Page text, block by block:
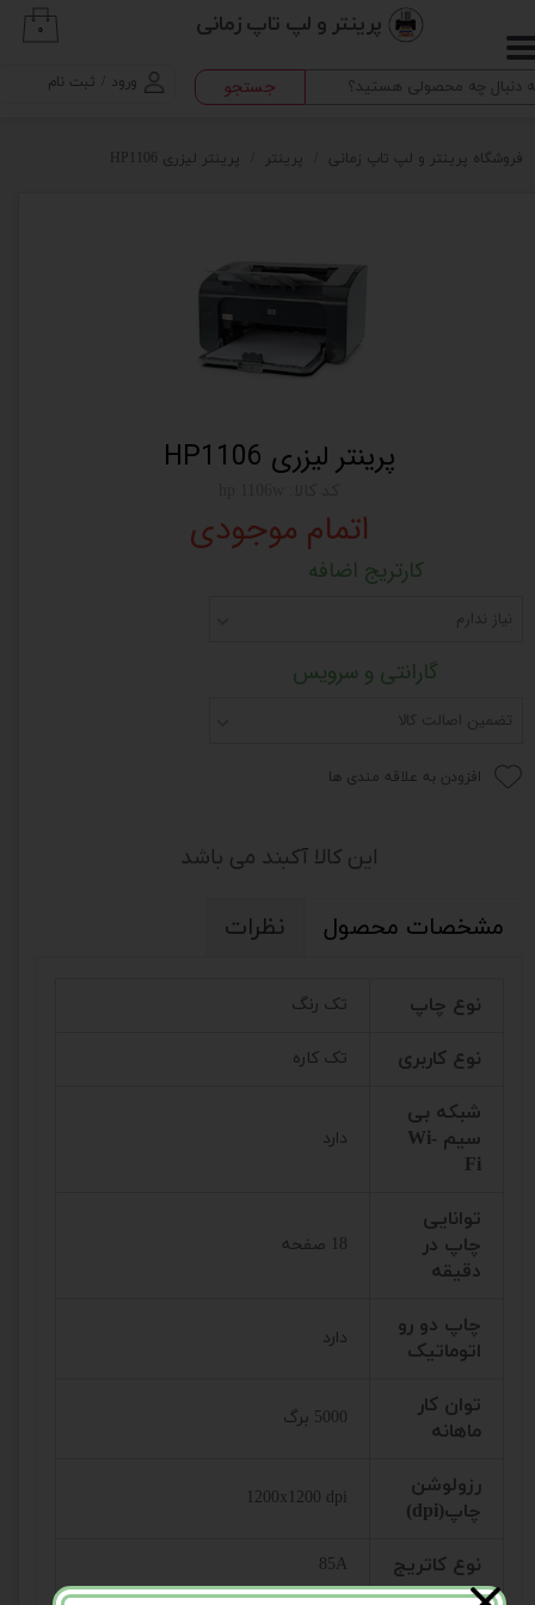
پرینتر و لپ تاپ زمانی
ورود ثبت نام
حساب کاربری من
تغییر گذر واژه
سفارشات
۰
جستجو
فروشگاه پرینتر و لپ تاپ زمانی پرینتر پرینتر لیزری HP1106
پرینتر لیزری HP1106
اتمام موجودی
کارتریج اضافه
نیاز ندارم
گارانتی و سرویس
تضمین اصالت کالا
افزودن به علاقه مندی ها
این کالا آکبند می باشد
مشخصات محصول نظرات
نوع چاپ تک رنگ
نوع کاربری تک کاره
شبکه بی
سیم Wi-
Fi
دارد
توانایی
چاپ در
دقیقه
18 صفحه
چاپ دو رو
اتوماتیک
دارد
توان کار
ماهانه
5000 برگ
رزولوشن
چاپ(dpi)
1200x1200 dpi
نوع کاتریج 85A